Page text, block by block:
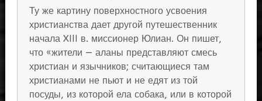
Ту же картину поверхностного усвоения
христианства дает другой путешественник
начала XIII в. миссионер Юлиан. Он пишет,
что «жители — аланы представляют смесь
христиан и язычников; считающиеся там
христианами не пьют и не едят из той
посуды, из которой ела собака, или в которой